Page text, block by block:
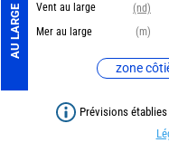
AU LARGE Vent au large
(nd)
Mer au large
(m)
zone
Prévisions établies